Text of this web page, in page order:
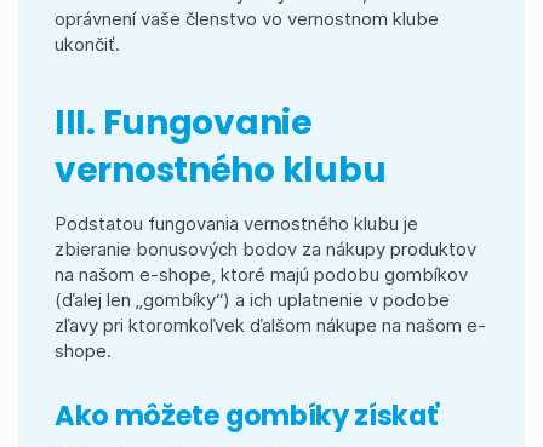
oprávnení vaše členstvo vo vernostnom klube
ukončiť.
III. Fungovanie
vernostného klubu
Podstatou fungovania vernostného klubu je
zbieranie bonusových bodov za nákupy produktov
na našom e-shope, ktoré majú podobu gombíkov
(ďalej len „gombíky“) a ich uplatnenie v podobe
zľavy pri ktoromkoľvek ďalšom nákupe na našom e-
shope.
Ako môžete gombíky získať